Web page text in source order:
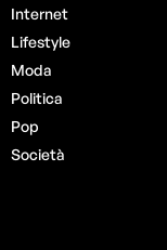
Internet
Lifestyle
Moda
Politica
Pop
Società